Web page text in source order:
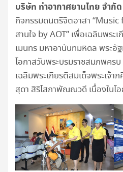
บริษัท ท่าอากาศยานไทย จำกั
กิจกรรมดนตรีจิตอาสา
สานใจ by AOT” เพื่อเฉลิมพระ
เมนทร มหาอานันทมหิดล พระอั
โอกาสวันพระบรมราชสมภพคร
เฉลิมพระเกียรติสมเด็จพระเจ้า
สุดา สิริโสภาพัณณวดี เนื่องในโ